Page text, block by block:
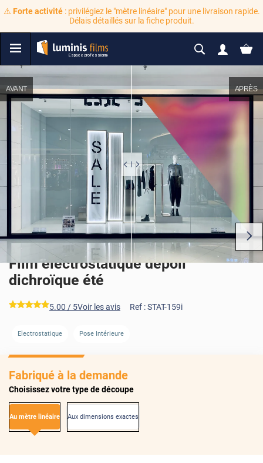
⚠️ Forte activité: privilégiez le "mètre linéaire" pour une livraison rapide.
Délais détaillés sur la fiche produit.
AVANT APRÈS
Film électrostatique dépoli
dichroïque été
*****
5.00 / 5Voir les avis Ref :STAT-159i
Electrostatique Pose Intérieure
Fabriqué à la demande
Choisissez votre type de découpe
Au mètre linéaire Aux dimensions exactes